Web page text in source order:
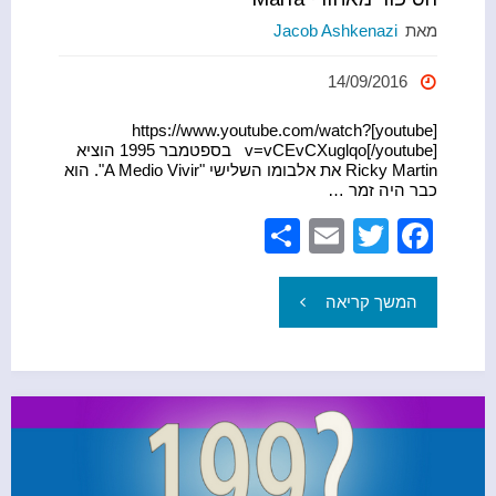
מאת Jacob Ashkenazi
14/09/2016
[youtube]https://www.youtube.com/watch?
v=vCEvCXuglqo[/youtube] בספטמבר 1995 הוציא
Ricky Martin את אלבומו השלישי "A Medio Vivir". הוא
כבר היה זמר …
F
a
c
b
T
wi
tt
E
m
ail
המשך קריאה "הסיפור
María"